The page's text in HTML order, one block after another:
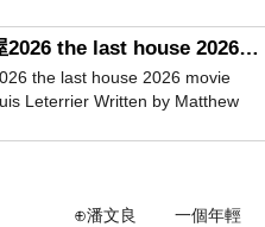
電影最後孤屋2026 the last house 2026 movie
the last house 2026 movie
Leterrier Written by Matthew
Greta Lee Wa
個年輕